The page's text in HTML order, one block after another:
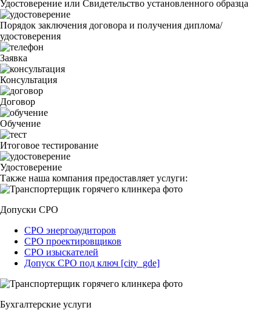
Удостоверение или Свидетельство установленного образца
Порядок заключения договора и получения диплома/
удостоверения
Заявка
Консультация
Договор
Обучение
Итоговое тестирование
Удостоверение
Также наша компания предоставляет услуги:
Допуски СРО
СРО энергоаудиторов
СРО проектировщиков
СРО изыскателей
Допуск СРО под ключ [city_gde]
Бухгалтерские услуги